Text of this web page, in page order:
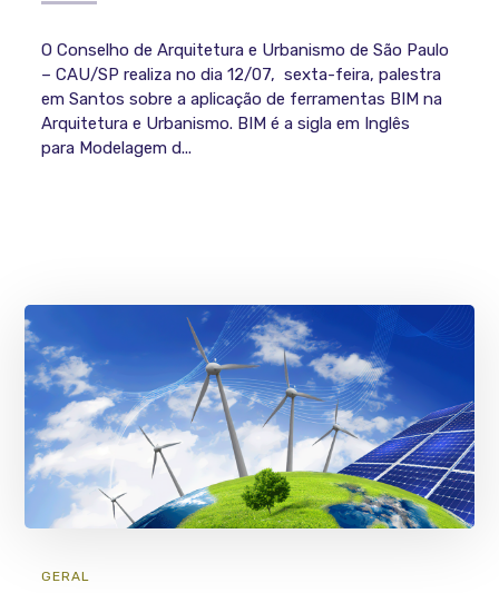
O Conselho de Arquitetura e Urbanismo de São Paulo
– CAU/SP realiza no dia 12/07, sexta-feira, palestra
em Santos sobre a aplicação de ferramentas BIM na
Arquitetura e Urbanismo. BIM é a sigla em Inglês
para Modelagem d...
GERAL